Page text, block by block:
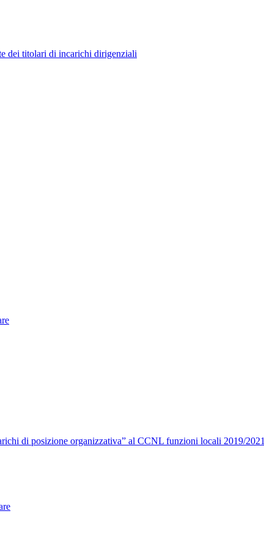
dei titolari di incarichi dirigenziali
di posizione organizzativa” al CCNL funzioni locali 2019/2021